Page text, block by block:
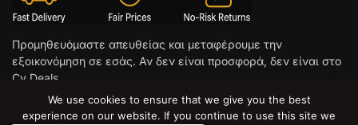
Προμηθευόμαστε απευθείας και μεταφέρουμε την
εξοικονόμηση σε εσάς. Αν δεν είναι προσφορά, δεν είναι στο
Cy Deals.
© CY DEALS 2026
We use cookies to ensure that we give you the best
experience on our website. If you continue to use this site we